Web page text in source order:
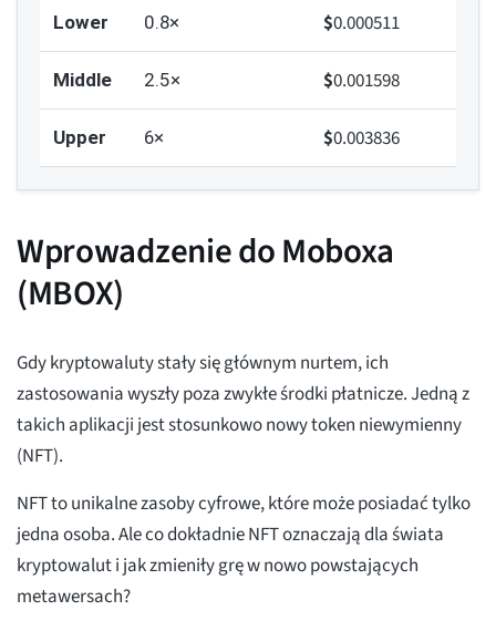
Lower 0.8× $0.000511
Middle 2.5× $0.001598
Upper 6× $0.003836
Wprowadzenie do Moboxa
(MBOX)
Gdy kryptowaluty stały się głównym nurtem, ich
zastosowania wyszły poza zwykłe środki płatnicze. Jedną z
takich aplikacji jest stosunkowo nowy token niewymienny
(NFT).
NFT to unikalne zasoby cyfrowe, które może posiadać tylko
jedna osoba. Ale co dokładnie NFT oznaczają dla świata
kryptowalut i jak zmieniły grę w nowo powstających
metawersach?